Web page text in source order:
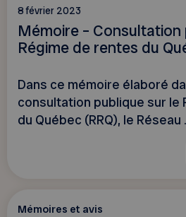
8 février 2023
Mémoire – Consultation
Régime de rentes du
Dans ce mémoire élaboré
consultation publique sur le
du Québec (RRQ), le Réseau
Mémoires et avis